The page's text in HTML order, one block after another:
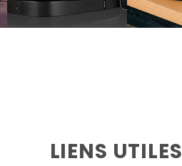
LIENS UTILES